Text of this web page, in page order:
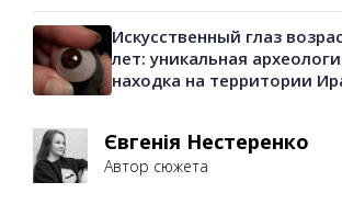
Искусственный глаз
лет: уникальная
находка на территории
Євгенія Нестеренко
Автор сюжета